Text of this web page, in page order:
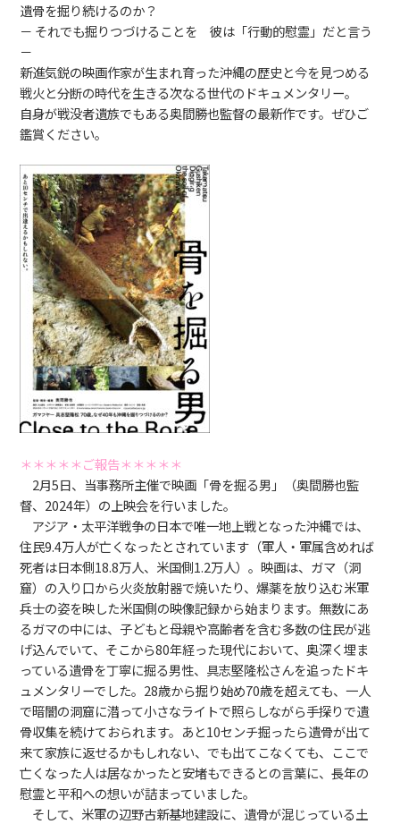
遺骨を掘り続けるのか？
－ それでも掘りつづけることを 彼は「行動的慰霊」だと言う
－
新進気鋭の映画作家が生まれ育った沖縄の歴史と今を見つめる
戦火と分断の時代を生きる次なる世代のドキュメンタリー。
自身が戦没者遺族でもある奥間勝也監督の最新作です。ぜひご
鑑賞ください。
＊＊＊＊＊ご報告＊＊＊＊＊
2月5日、当事務所主催で映画「骨を掘る男」（奥間勝也監
督、2024年）の上映会を行いました。
アジア・太平洋戦争の日本で唯一地上戦となった沖縄では、
住民9.4万人が亡くなったとされています（軍人・軍属含めれば
死者は日本側18.8万人、米国側1.2万人）。映画は、ガマ（洞
窟）の入り口から火炎放射器で焼いたり、爆薬を放り込む米軍
兵士の姿を映した米国側の映像記録から始まります。無数にあ
るガマの中には、子どもと母親や高齢者を含む多数の住民が逃
げ込んでいて、そこから80年経った現代において、奥深く埋ま
っている遺骨を丁寧に掘る男性、具志堅隆松さんを追ったドキ
ュメンタリーでした。28歳から掘り始め70歳を超えても、一人
で暗闇の洞窟に潜って小さなライトで照らしながら手探りで遺
骨収集を続けておられます。あと10センチ掘ったら遺骨が出て
来て家族に返せるかもしれない、でも出てこなくても、ここで
亡くなった人は居なかったと安堵もできるとの言葉に、長年の
慰霊と平和への想いが詰まっていました。
そして、米軍の辺野古新基地建設に、遺骨が混じっている土